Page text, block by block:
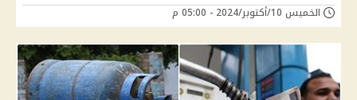
الخميس 10/أكتوبر/2024 - 05:00 م